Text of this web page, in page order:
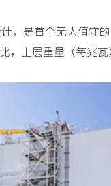
是首个无人值守
上层重量（每兆